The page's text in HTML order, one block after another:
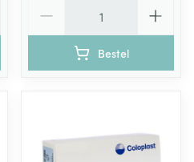
Bestel